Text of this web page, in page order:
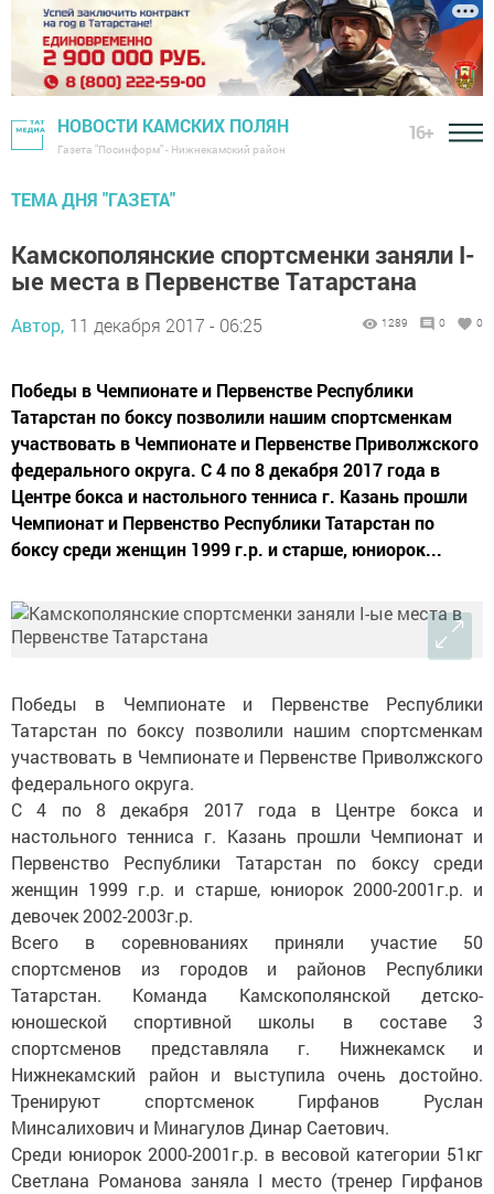
НОВОСТИ КАМСКИХ ПОЛЯН
Газета "Посинформ" - Нижнекамский район
16+
ТЕМА ДНЯ "ГАЗЕТА"
Камскополянские спортсменки заняли I-
ые места в Первенстве Татарстана
Автор, 11 декабря 2017 - 06:25 1289 0 0
Победы в Чемпионате и Первенстве Республики
Татарстан по боксу позволили нашим спортсменкам
участвовать в Чемпионате и Первенстве Приволжского
федерального округа. С 4 по 8 декабря 2017 года в
Центре бокса и настольного тенниса г. Казань прошли
Чемпионат и Первенство Республики Татарстан по
боксу среди женщин 1999 г.р. и старше, юниорок...
Победы в Чемпионате и Первенстве Республики
Татарстан по боксу позволили нашим спортсменкам
участвовать в Чемпионате и Первенстве Приволжского
федерального округа.
С 4 по 8 декабря 2017 года в Центре бокса и
настольного тенниса г. Казань прошли Чемпионат и
Первенство Республики Татарстан по боксу среди
женщин 1999 г.р. и старше, юниорок 2000-2001г.р. и
девочек 2002-2003г.р.
Всего в соревнованиях приняли участие 50
спортсменов из городов и районов Республики
Татарстан. Команда Камскополянской детско-
юношеской спортивной школы в составе 3
спортсменов представляла г. Нижнекамск и
Нижнекамский район и выступила очень достойно.
Тренируют спортсменок Гирфанов Руслан
Минсалихович и Минагулов Динар Саетович.
Среди юниорок 2000-2001г.р. в весовой категории 51кг
Светлана Романова заняла I место (тренер Гирфанов